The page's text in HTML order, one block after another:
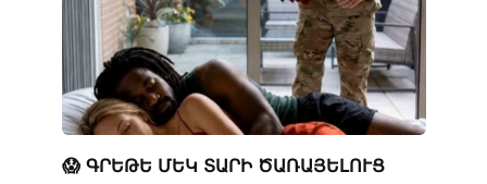
😱 ԳՐԵԹԵ ՄԵԿ ՏԱՐԻ ԾԱՌԱՅԵԼՈՒՑ